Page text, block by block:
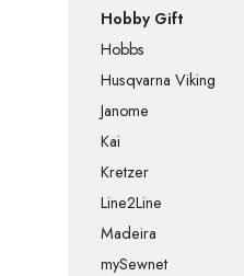
Hobby Gift
Hobbs
Husqvarna Viking
Janome
Kai
Kretzer
Line2Line
Madeira
mySewnet